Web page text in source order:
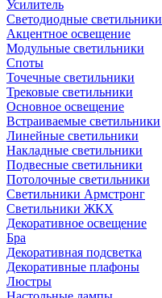
Усилитель
Светодиодные светильники
Акцентное освещение
Модульные светильники
Споты
Точечные светильники
Трековые светильники
Основное освещение
Встраиваемые светильники
Линейные светильники
Накладные светильники
Подвесные светильники
Потолочные светильники
Светильники Армстронг
Светильники ЖКХ
Декоративное освещение
Бра
Декоративная подсветка
Декоративные плафоны
Люстры